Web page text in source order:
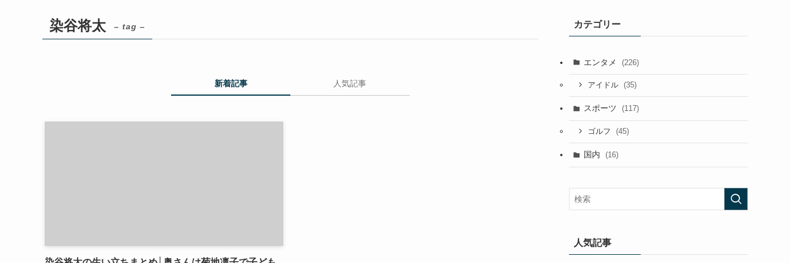
染谷将太 – tag –
新着記事 人気記事
カテゴリー
エンタメ (226)
アイドル (35)
スポーツ (117)
ゴルフ (45)
国内 (16)
人気記事